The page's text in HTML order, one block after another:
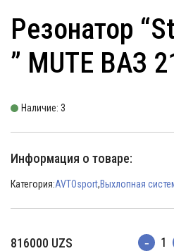
Резонатор
” MUTE ВАЗ
Наличие: 3
Информация о товаре:
Категория:AVTOsport,Выхлопная
816000 UZS